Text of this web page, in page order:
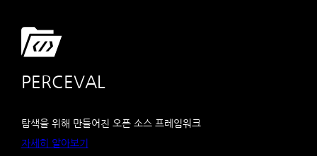
PERCEVAL
탐색을 위해 만들어진 오픈 소스 프레임워크
자세히 알아보기